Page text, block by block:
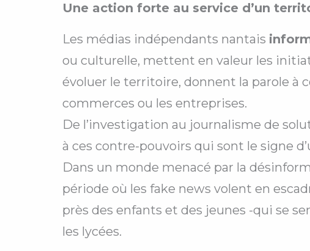
Une action forte au service d’un
Les médias indépendants nantais
ou culturelle, mettent en valeur les
évoluer le territoire, donnent la parole à
commerces ou les entreprises.
De l’investigation au journalisme de
à ces contre-pouvoirs qui sont le signe
Dans un monde menacé par la
période où les fake news volent en
près des enfants et des jeunes -qui se
les lycées.